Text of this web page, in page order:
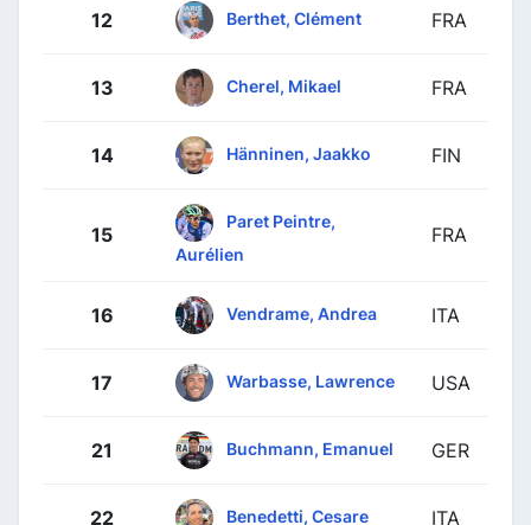
12 Berthet, Clément FRA
13 Cherel, Mikael FRA
14 Hänninen, Jaakko FIN
15
Paret Peintre,
Aurélien
FRA
16 Vendrame, Andrea ITA
17 Warbasse, Lawrence USA
21 Buchmann, Emanuel GER
22 Benedetti, Cesare ITA